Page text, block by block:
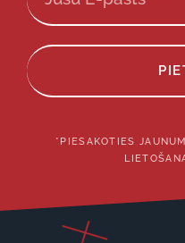
*PIESAKOTIES